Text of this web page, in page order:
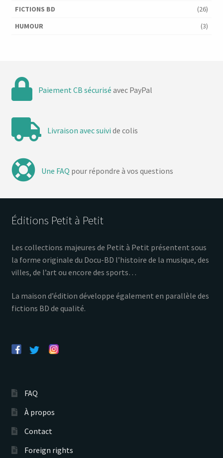
FICTIONS BD
(26)
HUMOUR
(3)
Paiement CB sécurisé avec PayPal
Livraison avec suivi de colis
Une FAQ pour répondre à vos questions
Éditions Petit à Petit
Les collections majeures de Petit à Petit présentent sous
la forme originale du Docu-BD l’histoire de la musique, des
villes, de l’art ou encore des sports…
La maison d’édition développe également en parallèle des
fictions BD de qualité.
FAQ
À propos
Contact
Foreign rights